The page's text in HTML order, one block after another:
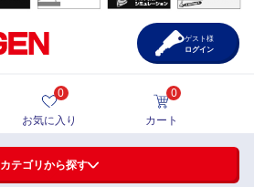
カテゴリから探す
0
お気に入り
0
カート
ゲスト様
ログイン